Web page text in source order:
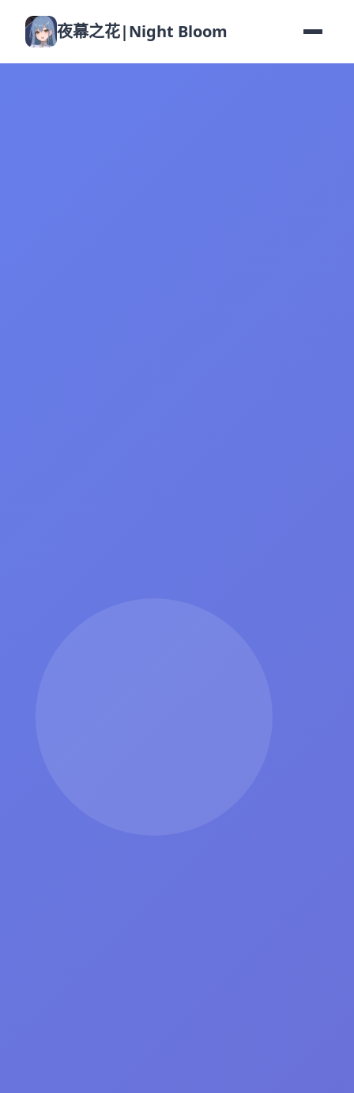
夜幕之花|Night Bloom